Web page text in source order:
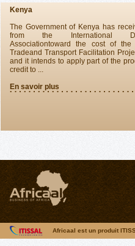
Kenya
The Government of Kenya has
from the International
Associationtoward the cost of the
Tradeand Transport Facilitation
and it intends to apply part of the
credit to ...
En savoir plus
Le Gouvernement de la
reçu du Fonds Africain de
en diverses monnaies en Don et
financier le Programme «
Régénération des Écosystèmes et de...
En savoir plus
Africaal est un produit